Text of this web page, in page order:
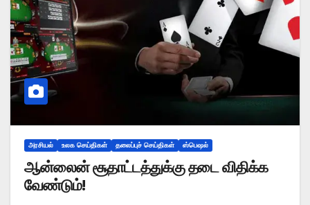
அரசியல் உலக செய்திகள் தலைப்புச் செய்திகள் ஸ்பெஷல்
ஆன்லைன் சூதாட்டத்துக்கு தடை விதிக்க
வேண்டும்!